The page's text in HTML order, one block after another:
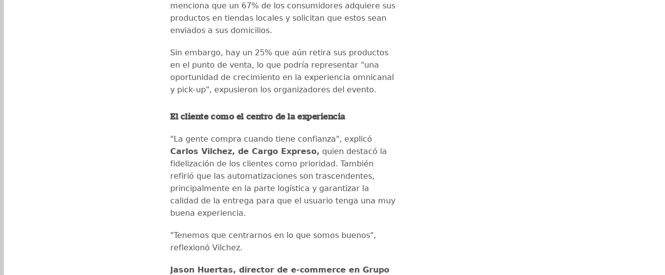
menciona que un 67% de los consumidores adquiere sus
productos en tiendas locales y solicitan que estos sean
enviados a sus domicilios.
Sin embargo, hay un 25% que aún retira sus productos
en el punto de venta, lo que podría representar "una
oportunidad de crecimiento en la experiencia omnicanal
y pick-up", expusieron los organizadores del evento.
El cliente como el centro de la experiencia
"La gente compra cuando tiene confianza", explicó
Carlos Vilchez, de Cargo Expreso, quien destacó la
fidelización de los clientes como prioridad. También
refirió que las automatizaciones son trascendentes,
principalmente en la parte logística y garantizar la
calidad de la entrega para que el usuario tenga una muy
buena experiencia.
"Tenemos que centrarnos en lo que somos buenos",
reflexionó Vilchez.
Jason Huertas, director de e-commerce en Grupo